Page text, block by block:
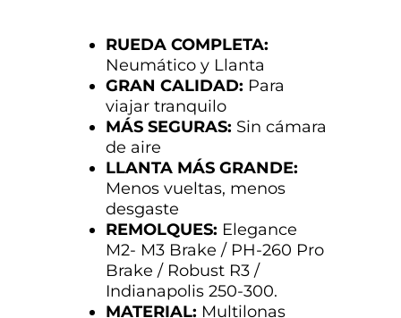
RUEDA COMPLETA:
Neumático y Llanta
GRAN CALIDAD: Para
viajar tranquilo
MÁS SEGURAS: Sin cámara
de aire
LLANTA MÁS GRANDE:
Menos vueltas, menos
desgaste
REMOLQUES: Elegance
M2- M3 Brake / PH-260 Pro
Brake / Robust R3 /
Indianapolis 250-300.
MATERIAL: Multilonas